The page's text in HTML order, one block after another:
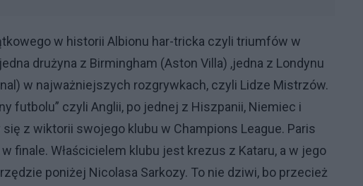
w historii Albionu har-tricka czyli triumfów w
drużyna z Birmingham (Aston Villa) ,jedna z Londynu
w najważniejszych rozgrywkach, czyli Lidze Mistrzów.
futbolu” czyli Anglii, po jednej z Hiszpanii, Niemiec i
z wiktorii swojego klubu w Champions League. Paris
finale. Właścicielem klubu jest krezus z Kataru, a w jego
poniżej Nicolasa Sarkozy. To nie dziwi, bo przecież